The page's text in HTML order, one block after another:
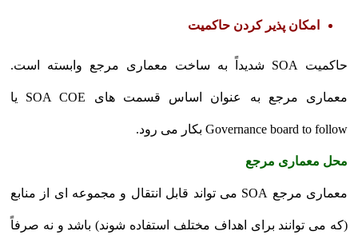
امکان پذیر کردن حاکمیت
حاکمیت SOA شدیداً به ساخت معماری مرجع وابسته است.
معماری مرجع به عنوان اساس قسمت های SOA COE یا
Governance board to follow بکار می رود.
محل معماری مرجع
معماری مرجع SOA می تواند قابل انتقال و مجموعه ای از منابع
(که می توانند برای اهداف مختلف استفاده شوند) باشد و نه صرفاً